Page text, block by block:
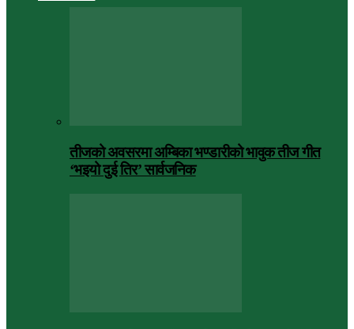
तीजको अवसरमा अम्बिका भण्डारीको भावुक तीज गीत
‘भइयो दुई तिर’ सार्वजनिक